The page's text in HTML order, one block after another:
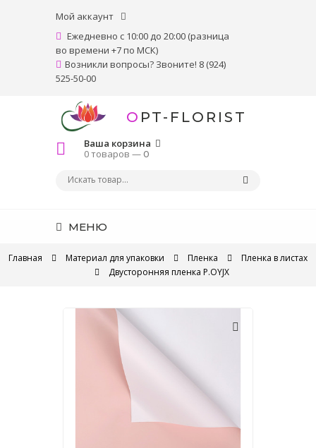
Мой аккаунт
Ежедневно с 10:00 до 20:00 (разница
во времени +7 по МСК)
Возникли вопросы? Звоните! 8 (924)
525-50-00
OPT-FLORIST
Ваша корзина
0 товаров —0
МЕНЮ
Главная Материал для упаковки Пленка
Пленка в листах
Двусторонняя пленка P.OYJX